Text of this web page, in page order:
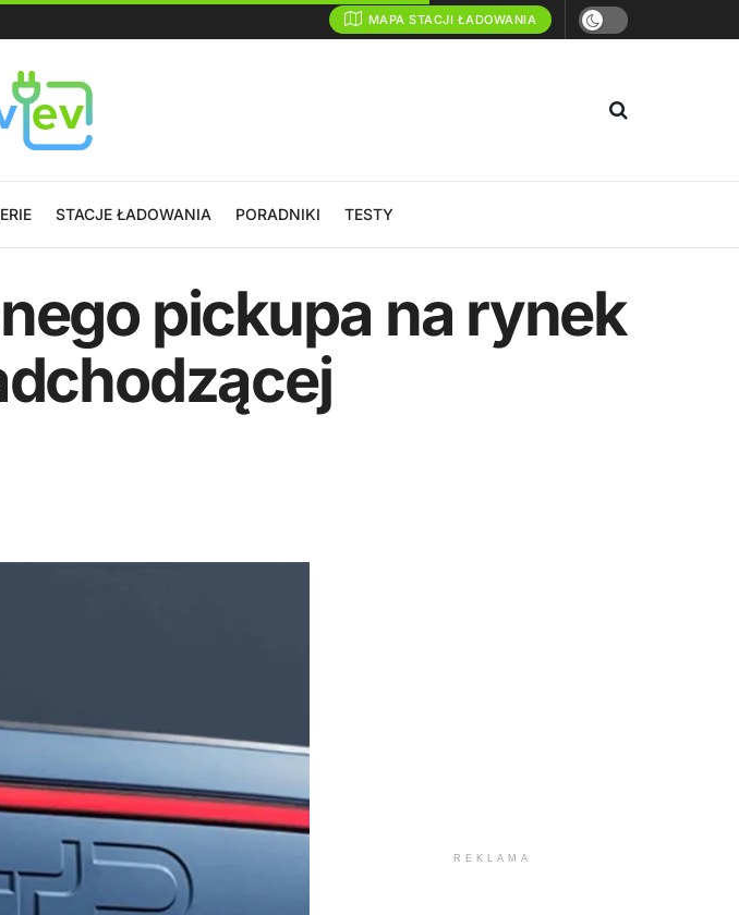
MAPA STACJI ŁADOWANIA
STACJE ŁADOWANIA PORADNIKI TESTY
pickupa na rynek
REKLAMA